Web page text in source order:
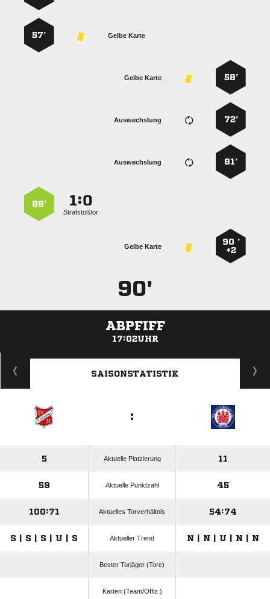
Gelbe Karte
57’
58’
Gelbe Karte
72’
Auswechslung
81’
Auswechslung
:
Strafstoßtor
88’
90 ’
+2
Gelbe Karte
90'
ABPFIFF
17:02UHR
ANZEIGE
SAISONSTATISTIK
:
5 Aktuelle Platzierung 11
59 Aktuelle Punktzahl 45
100:71 Aktuelles Torverhältnis 54:74
S | S | S | U | S Aktueller Trend N | N | U | N | N
Bester Torjäger (Tore)
Karten (Team/Offiz.)